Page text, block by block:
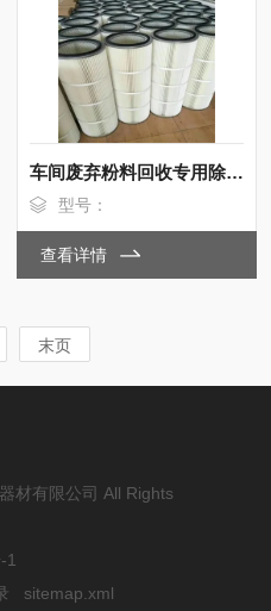
车间废弃粉料回收专用除尘滤筒350*660mm
型号：
查看详情
末页
材有限公司 All Rights
1
sitemap.xml